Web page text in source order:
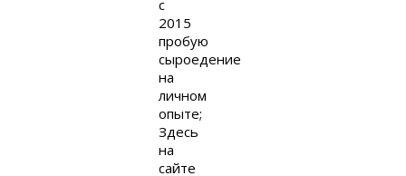
с
2015
пробую
сыроедение
на
личном
опыте;
Здесь
на
сайте